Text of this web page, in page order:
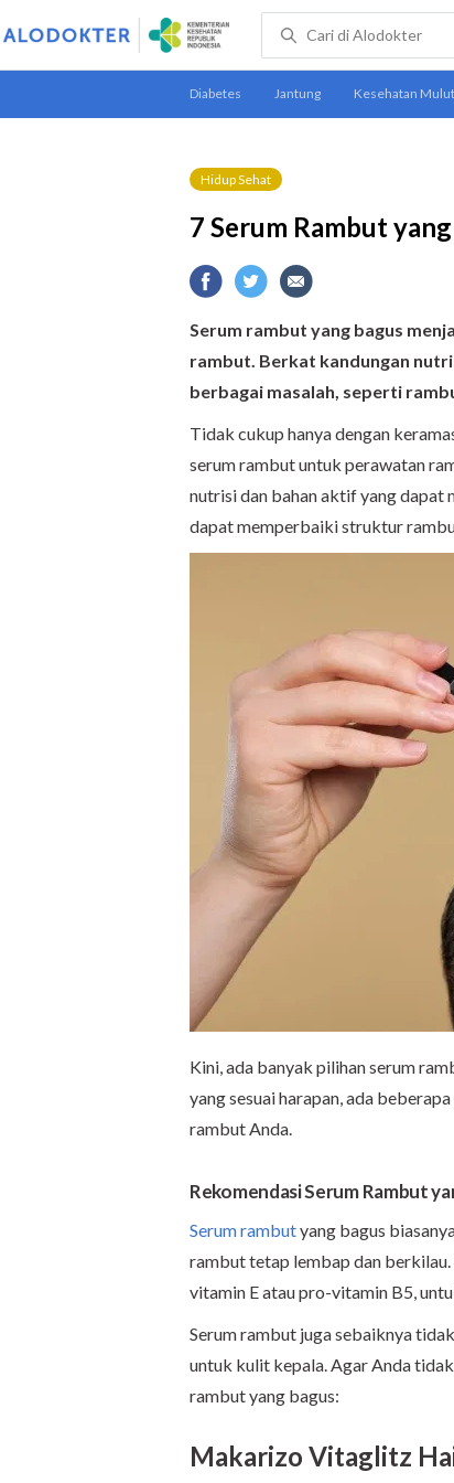
Hidup Sehat
7 Serum Rambut
Serum rambut yang bagus
rambut. Berkat kandungan
berbagai masalah, seperti
Tidak cukup hanya dengan
serum rambut untuk perawatan
nutrisi dan bahan aktif yang dapat
dapat memperbaiki struktur
Kini, ada banyak pilihan serum
yang sesuai harapan, ada
rambut Anda.
Rekomendasi Serum Rambut
Serum rambutyang bagus
rambut tetap lembap dan
vitamin E atau pro-vitamin B5,
Serum rambut juga sebaiknya
untuk kulit kepala. Agar Anda
rambut yang bagus:
Makarizo Vitaglitz